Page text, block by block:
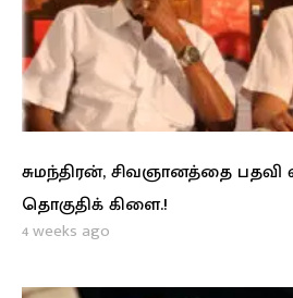
சுமந்திரன், சிவஞானத்தை
தொகுதிக் கிளை.!
4 weeks ago